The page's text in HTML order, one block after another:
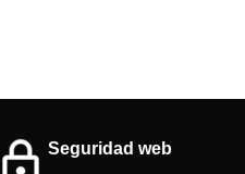
Seguridad web